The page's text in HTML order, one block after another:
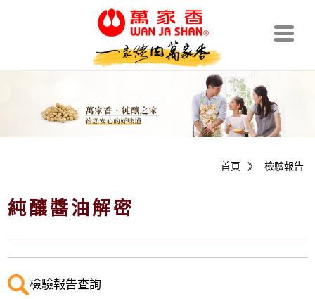
檢驗報告
》
首頁
純釀醬油解密
檢驗報告查詢